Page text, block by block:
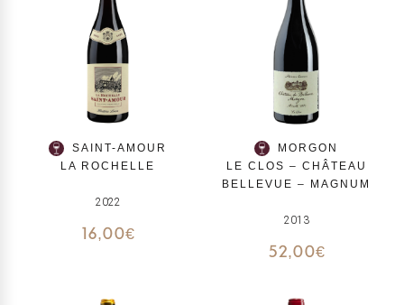
SAINT-AMOUR
LA ROCHELLE
2022
16,00€
MORGON
LE CLOS – CHÂTEAU
BELLEVUE – MAGNUM
2013
52,00€